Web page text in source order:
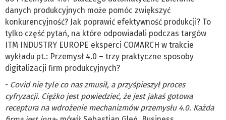
danych produkcyjnych może pomóc zwiększyć
konkurencyjność? Jak poprawić efektywność produkcji? To
tylko część pytań, na które odpowiadali podczas targów
ITM INDUSTRY EUROPE eksperci COMARCH w trakcie
wykładu pt.: Przemysł 4.0 – trzy praktyczne sposoby
digitalizacji firm produkcyjnych?
- Covid nie tyle co nas zmusił, a przyśpieszył proces
cyfryzacji. Ciężko jest powiedzieć, że jest jakaś gotowa
receptura na wdrożenie mechanizmów przemysłu 4.0. Każda